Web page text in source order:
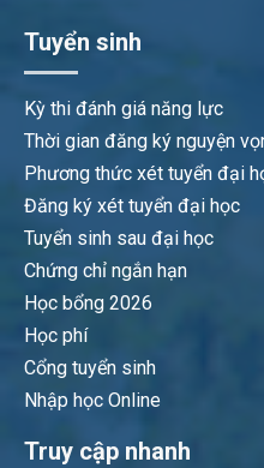
Tuyển sinh
Kỳ thi đánh giá năng lực
Thời gian đăng ký nguyện
Phương thức xét tuyển đại
Đăng ký xét tuyển đại học
Tuyển sinh sau đại học
Chứng chỉ ngắn hạn
Học bổng 2026
Học phí
Cổng tuyển sinh
Nhập học Online
Truy cập nhanh